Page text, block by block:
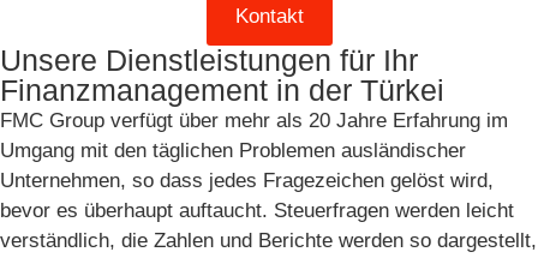
Kontakt
Unsere Dienstleistungen für Ihr
Finanzmanagement in der Türkei
FMC Group verfügt über mehr als 20 Jahre Erfahrung im
Umgang mit den täglichen Problemen ausländischer
Unternehmen, so dass jedes Fragezeichen gelöst wird,
bevor es überhaupt auftaucht. Steuerfragen werden leicht
verständlich, die Zahlen und Berichte werden so dargestellt,